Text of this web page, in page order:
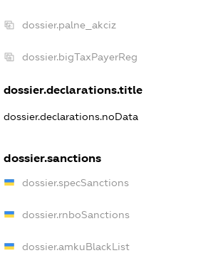
dossier.palne_akciz
dossier.bigTaxPayerReg
dossier.declarations.title
dossier.declarations.noData
dossier.sanctions
dossier.specSanctions
dossier.rnboSanctions
dossier.amkuBlackList